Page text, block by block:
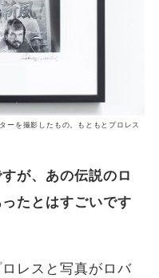
ーを撮影したもの。もともとプロレス
が、あの伝説のロ
たとはすごいです
レスと写真がロバ